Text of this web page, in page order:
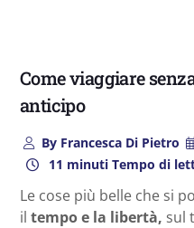
Come viaggiare
anticipo
ByFrancesca Di Pietro
11 minuti Tempo di
Le cose più belle che si
il tempo e la libertà, sul